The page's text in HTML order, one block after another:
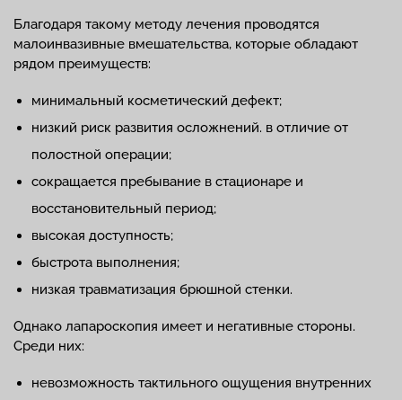
Благодаря такому методу лечения проводятся
малоинвазивные вмешательства, которые обладают
рядом преимуществ:
минимальный косметический дефект;
низкий риск развития осложнений. в отличие от
полостной операции;
сокращается пребывание в стационаре и
восстановительный период;
высокая доступность;
быстрота выполнения;
низкая травматизация брюшной стенки.
Однако лапароскопия имеет и негативные стороны.
Среди них:
невозможность тактильного ощущения внутренних